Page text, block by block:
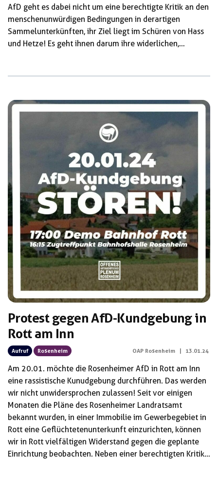
AfD geht es dabei nicht um eine berechtigte Kritik an den
menschenunwürdigen Bedingungen in derartigen
Sammelunterkünften, ihr Ziel liegt im Schüren von Hass
und Hetze! Es geht ihnen darum ihre widerlichen,
Abschiebung von Millionen von Menschen träumen.
Derartige Pläne sind nicht einfach die abstrusen
Fantasien von ein paar Rassisten, sondern eine reale
Gefahr für alle Menschen, die nicht in ihr […]
Protest gegen AfD-Kundgebung in
Rott am Inn
Aufruf Rosenheim OAP Rosenheim | 13.01.24
Am 20.01. möchte die Rosenheimer AfD in Rott am Inn
eine rassistische Kunudgebung durchführen. Das werden
wir nicht unwidersprochen zulassen! Seit vor einigen
Monaten die Pläne des Rosenheimer Landratsamt
bekannt wurden, in einer Immobilie im Gewerbegebiet in
Rott eine Geflüchtetenunterkunft einzurichten, können
wir in Rott vielfältigen Widerstand gegen die geplante
Einrichtung beobachten. Neben einer berechtigten Kritik